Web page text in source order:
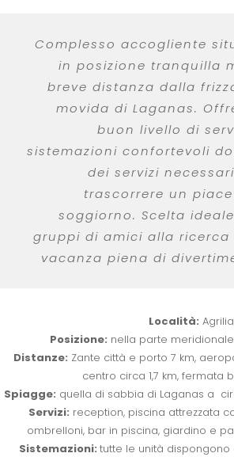
Complesso accogliente
in posizione tranquilla
breve distanza dalla
movida di Laganas.
buon livello di
sistemazioni confortevoli
dei servizi
trascorrere un
soggiorno. Scelta
gruppi di amici alla ricerca
vacanza piena di
Località:
Posizione: nella parte meridionale
Distanze: Zante città e porto 7 km,
centro circa 1,7 km, fermata
Spiagge: quella di sabbia di Laganas a
Servizi: reception, piscina attrezzata
ombrelloni, bar in piscina, giardino e
Sistemazioni:tutte le unità dispongono